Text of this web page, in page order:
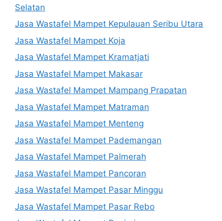
Selatan
Jasa Wastafel Mampet Kepulauan Seribu Utara
Jasa Wastafel Mampet Koja
Jasa Wastafel Mampet Kramatjati
Jasa Wastafel Mampet Makasar
Jasa Wastafel Mampet Mampang Prapatan
Jasa Wastafel Mampet Matraman
Jasa Wastafel Mampet Menteng
Jasa Wastafel Mampet Pademangan
Jasa Wastafel Mampet Palmerah
Jasa Wastafel Mampet Pancoran
Jasa Wastafel Mampet Pasar Minggu
Jasa Wastafel Mampet Pasar Rebo